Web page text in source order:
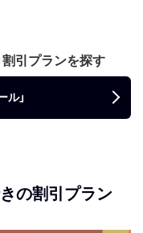
割引プランを探す
ル」
の割引プラン